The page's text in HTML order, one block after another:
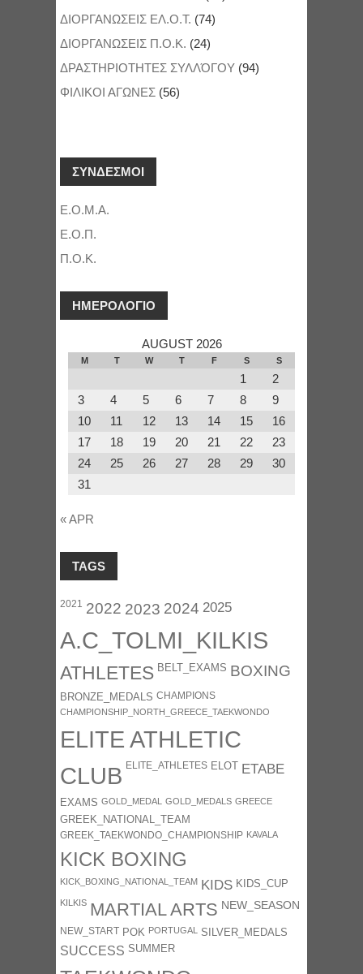
ΔΙΟΡΓΑΝΩΣΕΙΣ ΕΛ.Ο.Τ. (74)
ΔΙΟΡΓΑΝΩΣΕΙΣ Π.Ο.Κ. (24)
ΔΡΑΣΤΗΡΙΟΤΗΤΕΣ ΣΥΛΛΌΓΟΥ (94)
ΦΙΛΙΚΟΙ ΑΓΩΝΕΣ (56)
ΣΥΝΔΕΣΜΟΙ
Ε.Ο.Μ.Α.
Ε.Ο.Π.
Π.Ο.Κ.
ΗΜΕΡΟΛΟΓΙΟ
AUGUST 2026
M T W T F S S
1
2
3
4 5 6 7 8
9
10
11 12 13 14 15
16
17
18 19 20 21 22
23
24
25 26 27 28 29
30
31
« APR
TAGS
2021 2022 2023 2024 2025
A.C_TOLMI_KILKIS
ATHLETES BELT_EXAMS BOXING
BRONZE_MEDALS CHAMPIONS
CHAMPIONSHIP_NORTH_GREECE_TAEKWONDO
ELITE ATHLETIC
CLUB ELITE_ATHLETES ELOT ETABE
EXAMS GOLD_MEDAL GOLD_MEDALS GREECE
GREEK_NATIONAL_TEAM
GREEK_TAEKWONDO_CHAMPIONSHIP KAVALA
KICK BOXING
KICK_BOXING_NATIONAL_TEAM KIDS KIDS_CUP
KILKIS MARTIAL ARTS NEW_SEASON
NEW_START POK PORTUGAL SILVER_MEDALS
SUCCESS SUMMER